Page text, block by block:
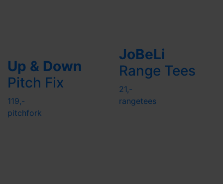
Up & Down
Pitch Fix
119,-
pitchfork
JoBeLi
Range Tees
21,-
rangetees